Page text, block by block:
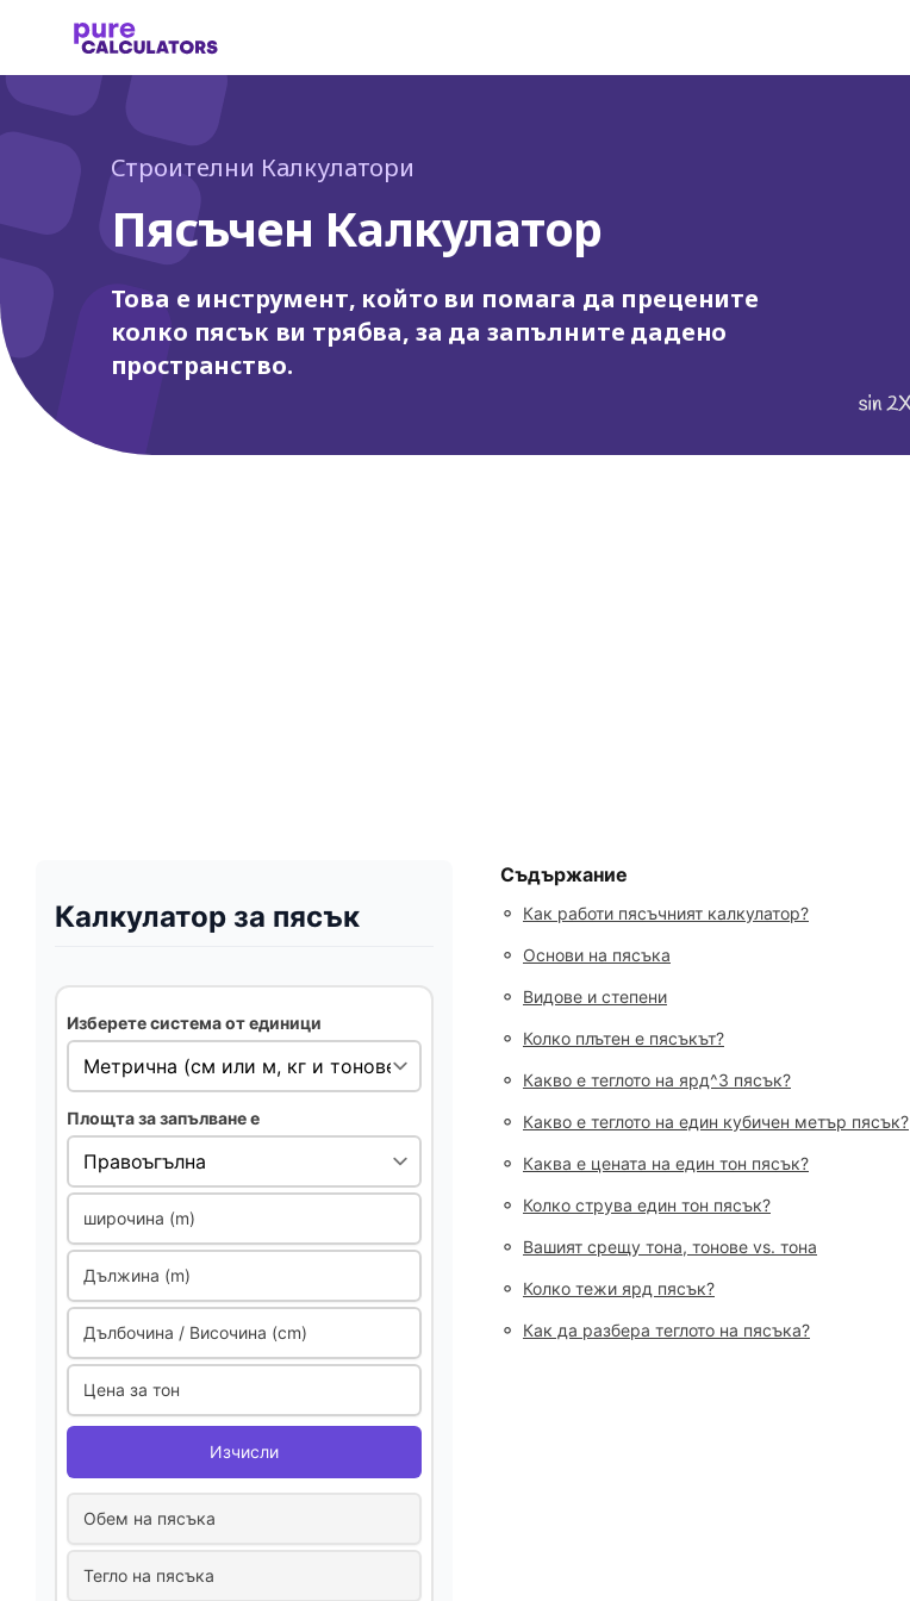
Строителни Калкулатори
Пясъчен Калкулатор
Това е инструмент, който ви помага да прецените
колко пясък ви трябва, за да запълните дадено
пространство.
Калкулатор за пясък
Изберете система от единици
Площта за запълване е
широчина (m)
Дължина (m)
Дълбочина / Височина (cm)
Цена за тон
Изчисли
Обем на пясъка
Тегло на пясъка
Съдържание
◦ Как работи пясъчният калкулатор?
◦ Основи на пясъка
◦ Видове и степени
◦ Колко плътен е пясъкът?
◦ Какво е теглото на ярд^3 пясък?
◦ Какво е теглото на един кубичен метър пясък?
◦ Каква е цената на един тон пясък?
◦ Колко струва един тон пясък?
◦ Вашият срещу тона, тонове vs. тона
◦ Колко тежи ярд пясък?
◦ Как да разбера теглото на пясъка?